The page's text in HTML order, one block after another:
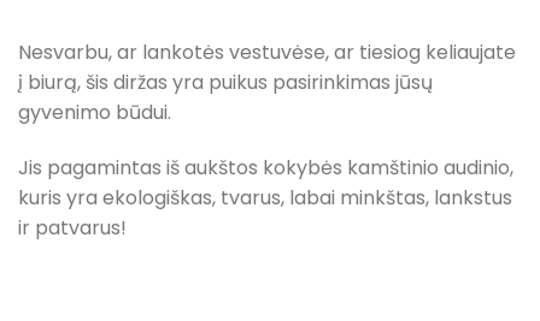
Nesvarbu, ar lankotės vestuvėse, ar tiesiog keliaujate
į biurą, šis diržas yra puikus pasirinkimas jūsų
gyvenimo būdui.
Jis pagamintas iš aukštos kokybės kamštinio audinio,
kuris yra ekologiškas, tvarus, labai minkštas, lankstus
ir patvarus!